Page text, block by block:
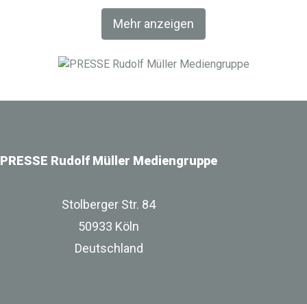
Mehr anzeigen
Fachverlag RM Rudolf Müller Medien und mit der BIM
World MUNICH eine Netzwerkplattform für Akteure der
PRESSE Rudolf Müller Mediengruppe
Stolberger Str. 84
50933 Köln
Deutschland